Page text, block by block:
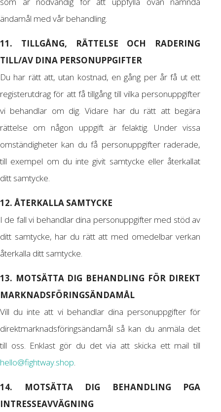
ändamål med vår behandling.
11. TILLGÅNG, RÄTTELSE OCH RADERING
TILL/AV DINA PERSONUPPGIFTER
Du har rätt att, utan kostnad, en gång per år få ut ett
registerutdrag för att få tillgång till vilka personuppgifter
vi behandlar om dig. Vidare har du rätt att begära
rättelse om någon uppgift är felaktig. Under vissa
omständigheter kan du få personuppgifter raderade,
till exempel om du inte givit samtycke eller återkallat
ditt samtycke.
12. ÅTERKALLA SAMTYCKE
I de fall vi behandlar dina personuppgifter med stöd av
ditt samtycke, har du rätt att med omedelbar verkan
återkalla ditt samtycke.
13. MOTSÄTTA DIG BEHANDLING FÖR DIREKT
MARKNADSFÖRINGSÄNDAMÅL
Vill du inte att vi behandlar dina personuppgifter för
direktmarknadsföringsändamål så kan du anmäla det
till oss. Enklast gör du det via att skicka ett mail till
hello@fightway.shop.
14. MOTSÄTTA DIG BEHANDLING PGA
INTRESSEAVVÄGNING